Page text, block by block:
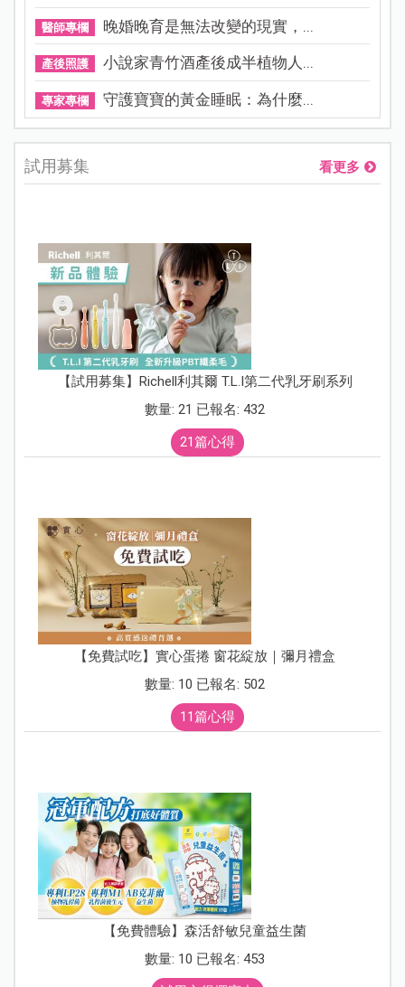
醫師專欄 晚婚晚育是無法改變的現實，...
產後照護 小說家青竹酒產後成半植物人...
專家專欄 守護寶寶的黃金睡眠：為什麼...
試用募集 看更多
【試用募集】Richell利其爾 T.L.I第二代乳牙刷系列
數量: 21 已報名: 432
21篇心得
【免費試吃】實心蛋捲 窗花綻放｜彌月禮盒
數量: 10 已報名: 502
11篇心得
【免費體驗】森活舒敏兒童益生菌
數量: 10 已報名: 453